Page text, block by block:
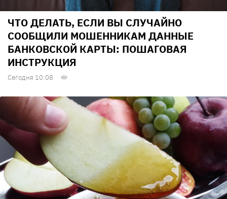
ЧТО ДЕЛАТЬ, ЕСЛИ ВЫ СЛУЧАЙНО
СООБЩИЛИ МОШЕННИКАМ ДАННЫЕ
БАНКОВСКОЙ КАРТЫ: ПОШАГОВАЯ
ИНСТРУКЦИЯ
Сегодня 10:08